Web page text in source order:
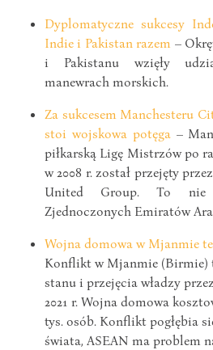
Dyplomatyczne sukcesy
Indie i Pakistan razem –
i Pakistanu wzięły
manewrach morskich.
Za sukcesem Manchesteru
stoi wojskowa potęga –
piłkarską Ligę Mistrzów po
w 2008 r. został przejęty
United Group. To nie
Zjednoczonych Emiratów
Wojna domowa w Mjanmie
Konflikt w Mjanmie (Birmie)
stanu i przejęcia władzy
2021 r. Wojna domowa
tys. osób. Konflikt pogłębia
świata, ASEAN ma problem